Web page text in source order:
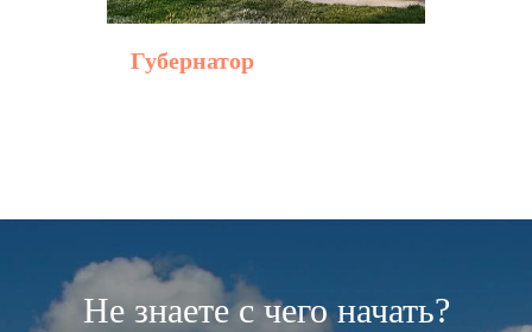
Губернатор
Не знаете с чего начать?